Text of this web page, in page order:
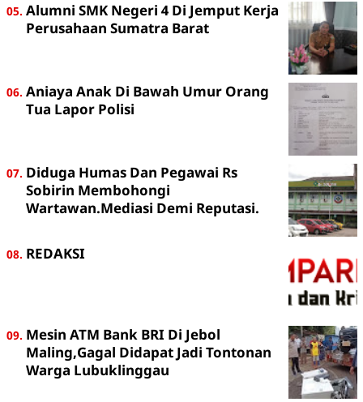
Alumni SMK Negeri 4 Di Jemput Kerja
Perusahaan Sumatra Barat
Aniaya Anak Di Bawah Umur Orang
Tua Lapor Polisi
Diduga Humas Dan Pegawai Rs
Sobirin Membohongi
Wartawan.Mediasi Demi Reputasi.
REDAKSI
Mesin ATM Bank BRI Di Jebol
Maling,Gagal Didapat Jadi Tontonan
Warga Lubuklinggau